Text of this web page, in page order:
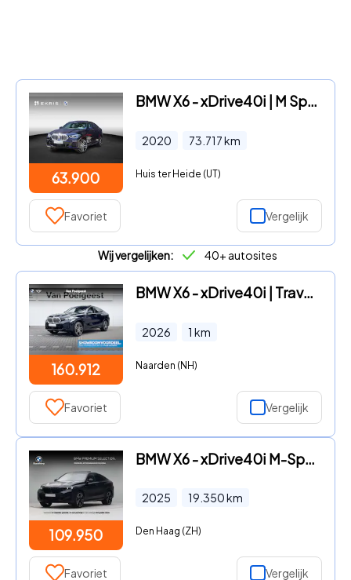
63.900
BMW X6 - xDrive40i | M Sportpakket | High Executive | Trekhaak met el
2020 73.717km
Huis ter Heide (UT)
Favoriet Vergelijk
Wij vergelijken: 40+ autosites
160.912
BMW X6 - xDrive40i | Travel Pack | Innovation Pack | Comfort Plus Pac
2026 1 km
Naarden (NH)
Favoriet Vergelijk
109.950
BMW X6 - xDrive40i M-Sport Pro
2025 19.350km
Den Haag (ZH)
Favoriet Vergelijk